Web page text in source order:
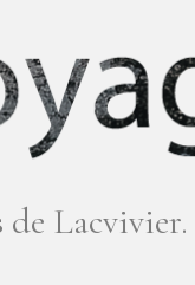
Lacvivier.